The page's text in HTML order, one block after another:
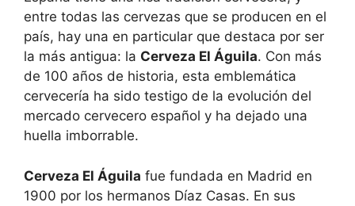
entre todas las cervezas que se producen en el
país, hay una en particular que destaca por ser
la más antigua: la Cerveza El Águila. Con más
de 100 años de historia, esta emblemática
cervecería ha sido testigo de la evolución del
mercado cervecero español y ha dejado una
huella imborrable.
Cerveza El Águila fue fundada en Madrid en
1900 por los hermanos Díaz Casas. En sus